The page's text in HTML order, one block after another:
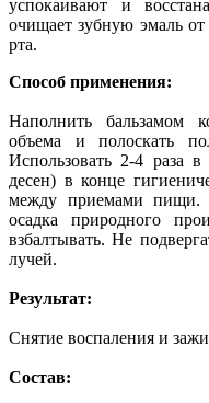
успокаивают и
очищает зубную эмаль от
рта.
Способ применения:
Наполнить бальзамом
объема и полоскать
Использовать 2-4 раза
десен) в конце
между приемами пищи.
осадка природного
взбалтывать. Не
лучей.
Результат:
Снятие воспаления и
Состав: